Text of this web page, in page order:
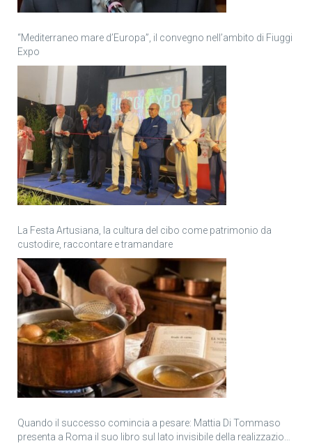
“Mediterraneo mare d’Europa”, il convegno nell’ambito di Fiuggi
Expo
La Festa Artusiana, la cultura del cibo come patrimonio da
custodire, raccontare e tramandare
Quando il successo comincia a pesare: Mattia Di Tommaso
presenta a Roma il suo libro sul lato invisibile della realizzazione